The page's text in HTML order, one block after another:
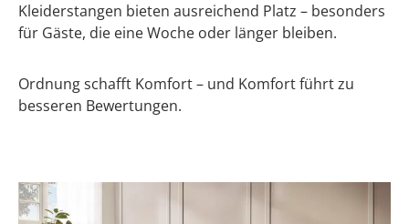
Kleiderstangen bieten ausreichend Platz – besonders
für Gäste, die eine Woche oder länger bleiben.
Ordnung schafft Komfort – und Komfort führt zu
besseren Bewertungen.